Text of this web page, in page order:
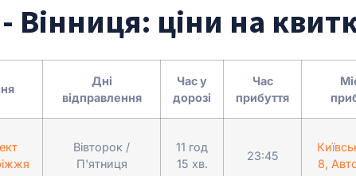
Вінниця: ціни на
Дні
відправлення
Час у
дорозі
Час
прибуття
Вівторок /
П'ятниця
11 год
15 хв.
23:45
8,